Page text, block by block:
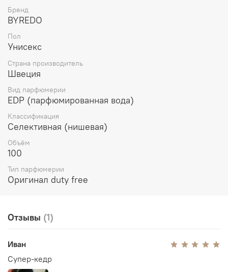
Бренд
BYREDO
Пол
Унисекс
Страна производитель
Швеция
Вид парфюмерии
EDP (парфюмированная вода)
Классификация
Селективная (нишевая)
Объём
100
Тип парфюмерии
Оригинал duty free
Отзывы (1)
Иван
Супер-кедр